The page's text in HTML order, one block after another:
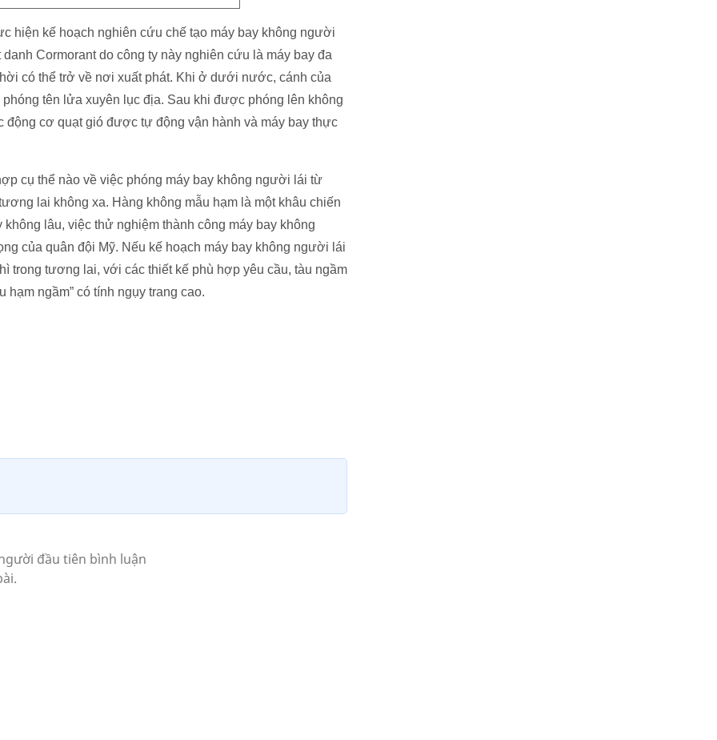
hiện kế hoạch nghiên cứu chế tạo máy bay không người
Cormorant do công ty này nghiên cứu là máy bay đa
có thể trở về nơi xuất phát. Khi ở dưới nước, cánh của
tên lửa xuyên lục địa. Sau khi được phóng lên không
động cơ quạt gió được tự động vận hành và máy bay thực
cụ thể nào về việc phóng máy bay không người lái từ
lai không xa. Hàng không mẫu hạm là một khâu chiến
lâu, việc thử nghiệm thành công máy bay không
của quân đội Mỹ. Nếu kế hoạch máy bay không người lái
trong tương lai, với các thiết kế phù hợp yêu cầu, tàu ngầm
hạm ngầm” có tính ngụy trang cao.